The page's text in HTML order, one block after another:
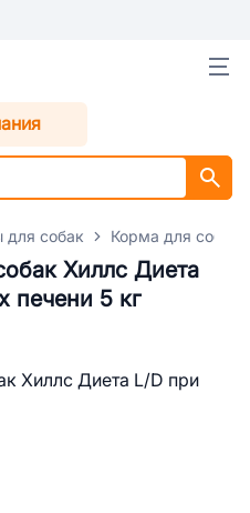
для собак Корма для собак
Хиллс Диета
печени 5 кг